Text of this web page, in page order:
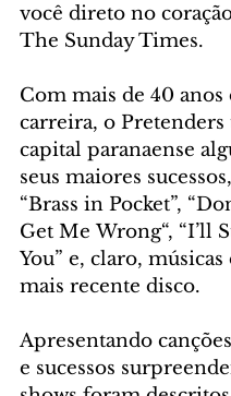
você direto no
The Sunday Times.
Com mais de 40 anos
carreira, o Pretenders
capital paranaense
seus maiores
“Brass in Pocket”,
Get Me Wrong“, “I’ll
You” e, claro, músicas
mais recente disco.
Apresentando
e sucessos